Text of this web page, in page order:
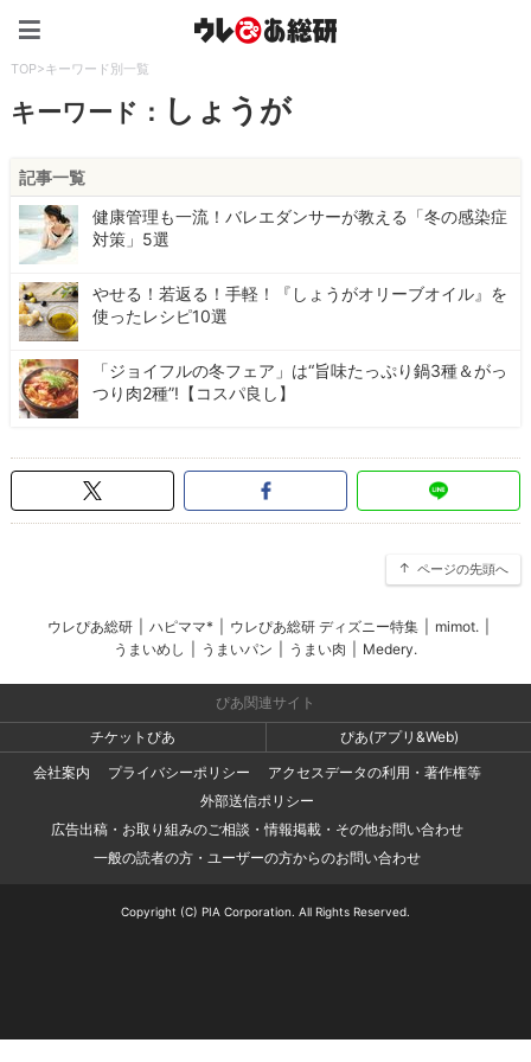
TOP>キーワード別一覧
キーワード： しょうが
記事一覧
健康管理も一流！バレエダンサーが教える「冬の感染症
対策」5選
やせる！若返る！手軽！『しょうがオリーブオイル』を
使ったレシピ10選
「ジョイフルの冬フェア」は“旨味たっぷり鍋3種＆がっ
つり肉2種”!【コスパ良し】
ページの先頭へ
ウレぴあ総研 ハピママ* ウレぴあ総研 ディズニー特集 mimot.
うまいめし
うまいパン うまい肉 Medery.
ぴあ関連サイト
チケットぴあ
ぴあ(アプリ&Web)
会社案内
プライバシーポリシー
アクセスデータの利用・著作権等
外部送信ポリシー
広告出稿・お取り組みのご相談・情報掲載・その他お問い合わせ
一般の読者の方・ユーザーの方からのお問い合わせ
Copyright (C) PIA Corporation. All Rights Reserved.